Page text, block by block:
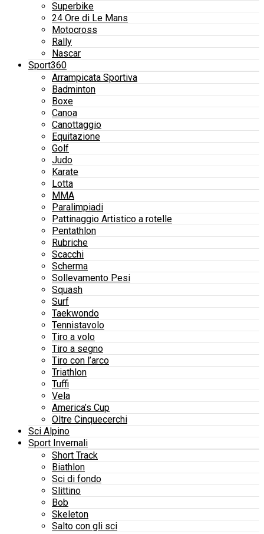
Superbike
24 Ore di Le Mans
Motocross
Rally
Nascar
Sport360
Arrampicata Sportiva
Badminton
Boxe
Canoa
Canottaggio
Equitazione
Golf
Judo
Karate
Lotta
MMA
Paralimpiadi
Pattinaggio Artistico a rotelle
Pentathlon
Rubriche
Scacchi
Scherma
Sollevamento Pesi
Squash
Surf
Taekwondo
Tennistavolo
Tiro a volo
Tiro a segno
Tiro con l’arco
Triathlon
Tuffi
Vela
America’s Cup
Oltre Cinquecerchi
Sci Alpino
Sport Invernali
Short Track
Biathlon
Sci di fondo
Slittino
Bob
Skeleton
Salto con gli sci